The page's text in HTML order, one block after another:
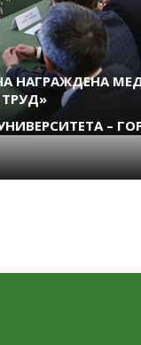
НАГРАЖДЕНА
–